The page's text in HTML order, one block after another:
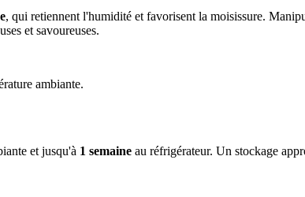
, qui retiennent l'humidité et favorisent la moisissure.
et savoureuses.
ambiante.
et jusqu'à 1 semaine au réfrigérateur. Un stockage